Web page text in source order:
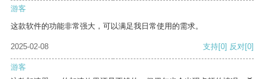
游客
这款软件的功能非常强大，可以满足我日常使用的需求。
2025-02-08 支持[0] 反对[0]
游客